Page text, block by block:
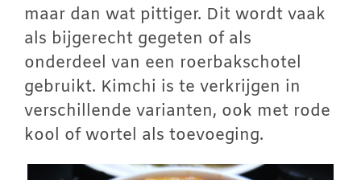
maar dan wat pittiger. Dit wordt vaak
als bijgerecht gegeten of als
onderdeel van een roerbakschotel
gebruikt. Kimchi is te verkrijgen in
verschillende varianten, ook met rode
kool of wortel als toevoeging.